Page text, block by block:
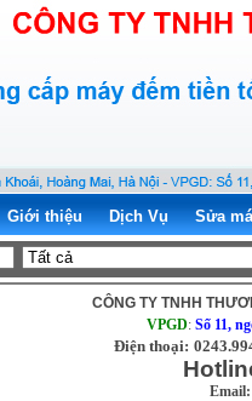
Giới thiệu Dịch Vụ Sửa
CÔNG TY TNHH
VPGD: Số 11,
Điện thoại:
Email: